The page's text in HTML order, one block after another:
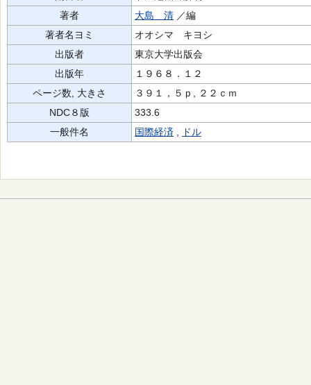
著者
大島 清 ／編
著者名ヨミ
オオシマ キヨシ
出版者
東京大学出版会
出版年
１９６８．１２
ページ数, 大きさ
３９１，５ｐ, ２２ｃｍ
NDC８版
333.6
一般件名
国際経済 ドル